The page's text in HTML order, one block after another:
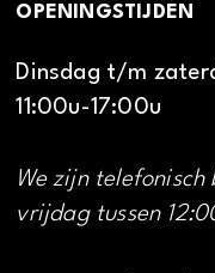
OPENINGSTIJDEN
Dinsdag t/m
11:00u-17:00u
We zijn
vrijdag tussen